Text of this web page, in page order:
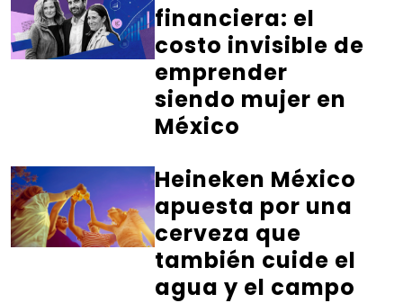
financiera: el
costo invisible de
emprender
siendo mujer en
México
Heineken México
apuesta por una
cerveza que
también cuide el
agua y el campo